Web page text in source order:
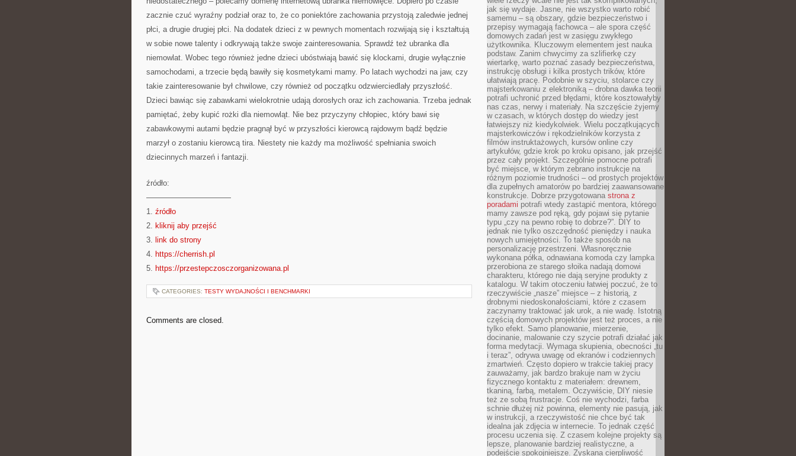
zacznie czuć wyraźny podział oraz to, że co poniektóre zachowania przystoją zaledwie jednej
płci, a drugie drugiej płci. Na dodatek dzieci z w pewnych momentach rozwijają się i kształtują
w sobie nowe talenty i odkrywają także swoje zainteresowania. Sprawdź też ubranka dla
niemowlat. Wobec tego również jedne dzieci ubóstwiają bawić się klockami, drugie wyłącznie
samochodami, a trzecie będą bawiły się kosmetykami mamy. Po latach wychodzi na jaw, czy
takie zainteresowanie był chwilowe, czy również od początku odzwierciedlały przyszłość.
Dzieci bawiąc się zabawkami wielokrotnie udają dorosłych oraz ich zachowania. Trzeba jednak
pamiętać, żeby kupić rożki dla niemowląt. Nie bez przyczyny chłopiec, który bawi się
zabawkowymi autami będzie pragnął być w przyszłości kierowcą rajdowym bądź będzie
marzył o zostaniu kierowcą tira. Niestety nie każdy ma możliwość spełniania swoich
dziecinnych marzeń i fantazji.
źródło:
———————————
1. źródło
2. kliknij aby przejść
3. link do strony
4. https://cherrish.pl
5. https://przestepczosczorganizowana.pl
CATEGORIES: TESTY WYDAJNOŚCI I BENCHMARKI
Comments are closed.
jak się wydaje. Jasne, nie wszystko warto robić
samemu – są obszary, gdzie bezpieczeństwo i
przepisy wymagają fachowca – ale spora część
domowych zadań jest w zasięgu zwykłego
użytkownika. Kluczowym elementem jest nauka
podstaw. Zanim chwycimy za szlifierkę czy
wiertarkę, warto poznać zasady bezpieczeństwa,
instrukcję obsługi i kilka prostych trików, które
ułatwiają pracę. Podobnie w szyciu, stolarce czy
majsterkowaniu z elektroniką – drobna dawka teorii
potrafi uchronić przed błędami, które kosztowałyby
nas czas, nerwy i materiały. Na szczęście żyjemy
w czasach, w których dostęp do wiedzy jest
łatwiejszy niż kiedykolwiek. Wielu początkujących
majsterkowiczów i rękodzielników korzysta z
filmów instruktażowych, kursów online czy
artykułów, gdzie krok po kroku opisano, jak przejść
przez cały projekt. Szczególnie pomocne potrafi
być miejsce, w którym zebrano instrukcje na
różnym poziomie trudności – od prostych projektów
dla zupełnych amatorów po bardziej zaawansowane
konstrukcje. Dobrze przygotowana strona z
poradami potrafi wtedy zastąpić mentora, którego
mamy zawsze pod ręką, gdy pojawi się pytanie
typu „czy na pewno robię to dobrze?”. DIY to
jednak nie tylko oszczędność pieniędzy i nauka
nowych umiejętności. To także sposób na
personalizację przestrzeni. Własnoręcznie
wykonana półka, odnawiana komoda czy lampka
przerobiona ze starego słoika nadają domowi
charakteru, którego nie dają seryjne produkty z
katalogu. W takim otoczeniu łatwiej poczuć, że to
rzeczywiście „nasze” miejsce – z historią, z
drobnymi niedoskonałościami, które z czasem
zaczynamy traktować jak urok, a nie wadę. Istotną
częścią domowych projektów jest też proces, a nie
tylko efekt. Samo planowanie, mierzenie,
docinanie, malowanie czy szycie potrafi działać jak
forma medytacji. Wymaga skupienia, obecności „tu
i teraz”, odrywa uwagę od ekranów i codziennych
zmartwień. Często dopiero w trakcie takiej pracy
zauważamy, jak bardzo brakuje nam w życiu
fizycznego kontaktu z materiałem: drewnem,
tkaniną, farbą, metalem. Oczywiście, DIY niesie
też ze sobą frustracje. Coś nie wychodzi, farba
schnie dłużej niż powinna, elementy nie pasują, jak
w instrukcji, a rzeczywistość nie chce być tak
idealna jak zdjęcia w internecie. To jednak część
procesu uczenia się. Z czasem kolejne projekty są
lepsze, planowanie bardziej realistyczne, a
podejście spokojniejsze. Zyskana cierpliwość